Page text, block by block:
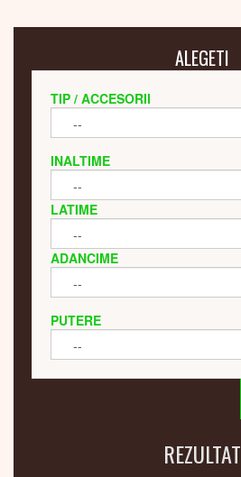
ALEGETI
TIP / ACCESORII
INALTIME
LATIME
ADANCIME
PUTERE
REZULTAT